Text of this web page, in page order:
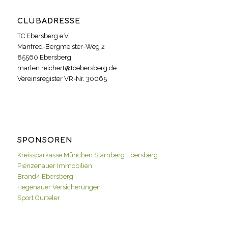
CLUBADRESSE
TC Ebersberg e.V.
Manfred-Bergmeister-Weg 2
85560 Ebersberg
marlen.reichert@tcebersberg.de
Vereinsregister VR-Nr. 30065
SPONSOREN
Kreissparkasse München Starnberg Ebersberg
Pienzenauer Immobilien
Brand4 Ebersberg
Hegenauer Versicherungen
Sport Gürteler